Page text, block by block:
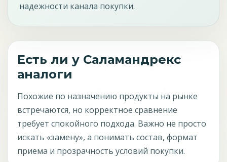
надежности канала покупки.
Есть ли у Саламандрекс
аналоги
Похожие по назначению продукты на рынке
встречаются, но корректное сравнение
требует спокойного подхода. Важно не просто
искать «замену», а понимать состав, формат
приема и прозрачность условий покупки.